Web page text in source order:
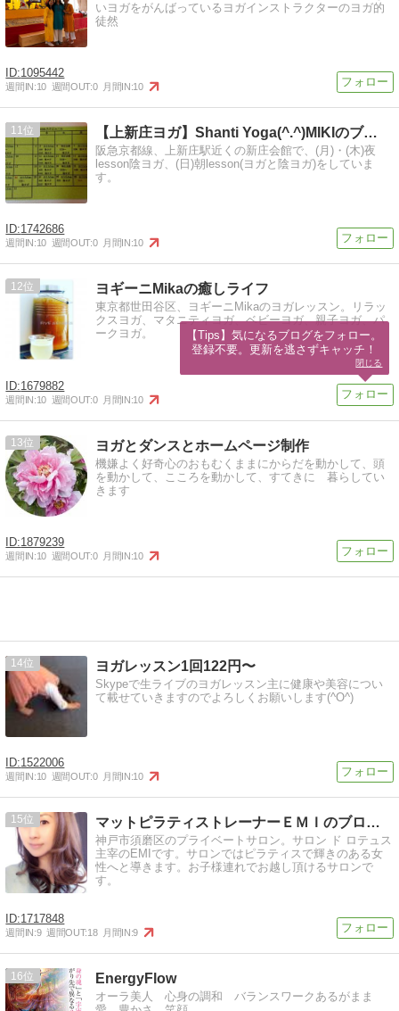
いヨガをがんばっているヨガインストラクターのヨガ的
徒然
1095442
週間IN:10 週間OUT:0 月間IN:10
11 【上新庄ヨガ】Shanti Yoga(^.^)MIKIのブ…
阪急京都線、上新庄駅近くの新庄会館で、(月)・(木)夜
lesson陰ヨガ、(日)朝lesson(ヨガと陰ヨガ)をしていま
す。
1742686
週間IN:10 週間OUT:0 月間IN:10
12 ヨギーニMikaの癒しライフ
東京都世田谷区、ヨギーニMikaのヨガレッスン。リラッ
クスヨガ、マタニティヨガ、ベビーヨガ、親子ヨガ、パ
ークヨガ。
1679882
週間IN:10 週間OUT:0 月間IN:10
13 ヨガとダンスとホームページ制作
機嫌よく好奇心のおもむくままにからだを動かして、頭
を動かして、こころを動かして、すてきに 暮らしてい
きます
1879239
週間IN:10 週間OUT:0 月間IN:10
14 ヨガレッスン1回122円〜
Skypeで生ライブのヨガレッスン主に健康や美容につい
て載せていきますのでよろしくお願いします(^O^)
1522006
週間IN:10 週間OUT:0 月間IN:10
15 マットピラティストレーナーＥＭＩのブログ〜輝きのある女性…
神戸市須磨区のプライベートサロン。サロン ド ロテュス
主宰のEMIです。サロンではピラティスで輝きのある女
性へと導きます。お子様連れでお越し頂けるサロンで
す。
1717848
週間IN:9 週間OUT:18 月間IN:9
16 EnergyFlow
オーラ美人 心身の調和 バランスワークあるがまま
【Tips】気になるブログをフォロー。
登録不要。更新を逃さずキャッチ！
閉じる